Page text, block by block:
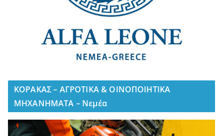
ΚΟΡΑΚΑΣ – ΑΓΡΟΤΙΚΑ & ΟΙΝΟΠΟΙΗΤΙΚΑ
ΜΗΧΑΝΗΜΑΤΑ – Νεμέα